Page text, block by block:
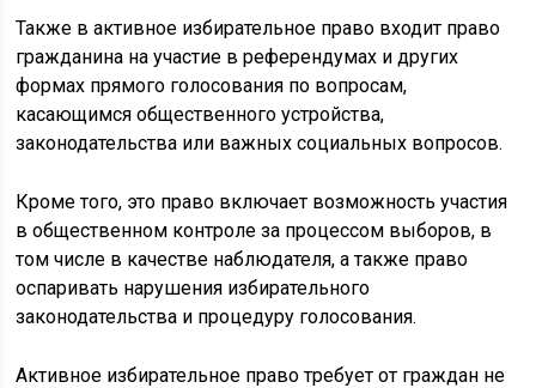
Также в активное избирательное право входит право
гражданина на участие в референдумах и других
формах прямого голосования по вопросам,
касающимся общественного устройства,
законодательства или важных социальных вопросов.
Кроме того, это право включает возможность участия
в общественном контроле за процессом выборов, в
том числе в качестве наблюдателя, а также право
оспаривать нарушения избирательного
законодательства и процедуру голосования.
Активное избирательное право требует от граждан не